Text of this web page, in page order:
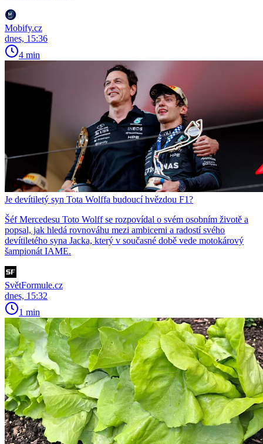
Mobify.cz
dnes, 15:36
4 min
Je devítiletý syn Tota Wolffa budoucí hvězdou F1?
Šéf Mercedesu Toto Wolff se rozpovídal o svém osobním životě a
popsal, jak hledá rovnováhu mezi ambicemi a radostí svého
devítiletého syna Jacka, který v současné době vede motokárový
šampionát IAME.
SvětFormule.cz
dnes, 15:32
1 min